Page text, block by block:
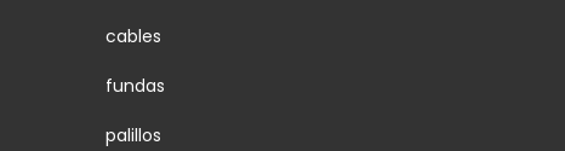
cables
fundas
palillos